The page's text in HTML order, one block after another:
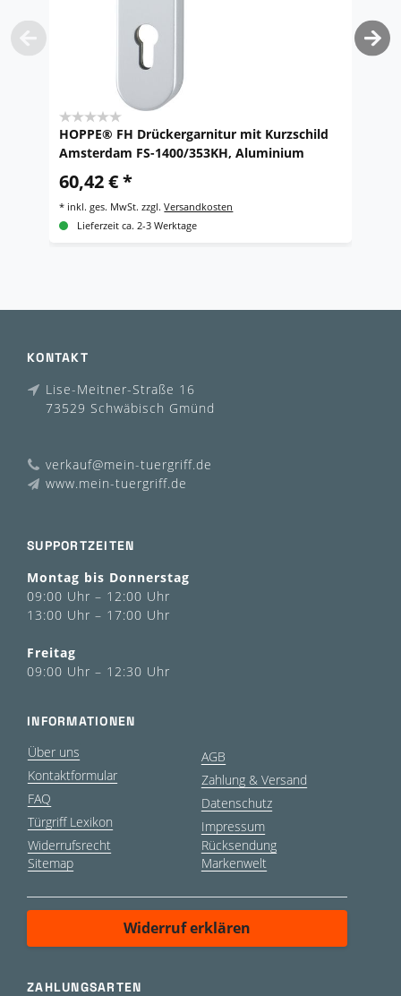
HOPPE® FH Drückergarnitur mit Kurzschild
Amsterdam FS-1400/353KH, Aluminium
60,42 € *
* inkl. ges. MwSt. zzgl.Versandkosten
Lieferzeit ca. 2-3 Werktage
KONTAKT
Lise-Meitner-Straße 16
73529 Schwäbisch Gmünd
verkauf@mein-tuergriff.de
www.mein-tuergriff.de
SUPPORTZEITEN
Montag bis Donnerstag
09:00 Uhr – 12:00 Uhr
13:00 Uhr – 17:00 Uhr
Freitag
09:00 Uhr – 12:30 Uhr
INFORMATIONEN
Über uns
Kontaktformular
FAQ
Türgriff Lexikon
Widerrufsrecht
Sitemap
AGB
Zahlung & Versand
Datenschutz
Impressum
Rücksendung
Markenwelt
Widerruf erklären
ZAHLUNGSARTEN